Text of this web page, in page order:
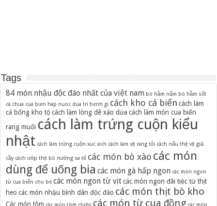
Tags
84 món nhậu độc đáo nhất của việt nam bò hầm nấm bò hầm sốt
cà chua cua bien hap nuoc dua tri benh gi cách kho cá biển cách làm
cá bống kho tộ cách làm lòng dê xào dứa cách làm món cua biển
rang muối cách làm trứng cuộn kiểu
nhật cách làm trứng cuộn xuc xich cách làm vịt rang tỏi cách nấu thịt vịt giả
cầy cách ướp thịt bò nướng sa tế các món bò xào các món
dùng để uống bia các món gà hấp ngon các món ngon
từ cua biển cho bé các món ngon từ vịt các món ngon đãi tiệc từ thịt
heo các món nhậu bình dân độc đáo các món thịt bò kho
Các món tôm các món từ cua đồng